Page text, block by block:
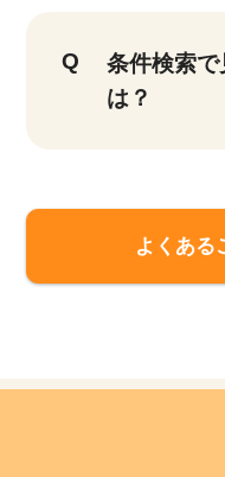
条件検索
は？
よくある